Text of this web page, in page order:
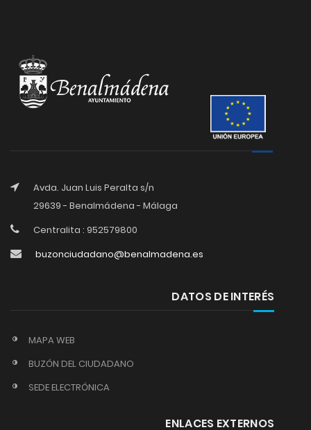
Avda. Juan Luis Peralta s/n
29639 - Benalmádena - Málaga
Centralita : 952579800
buzonciudadano@benalmadena.es
DATOS DE INTERÉS
MAPA WEB
BUZÓN DEL CIUDADANO
SEDE ELECTRÓNICA
ENLACES EXTERNOS